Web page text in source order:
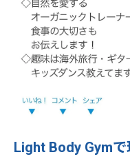
Light Body Gymで